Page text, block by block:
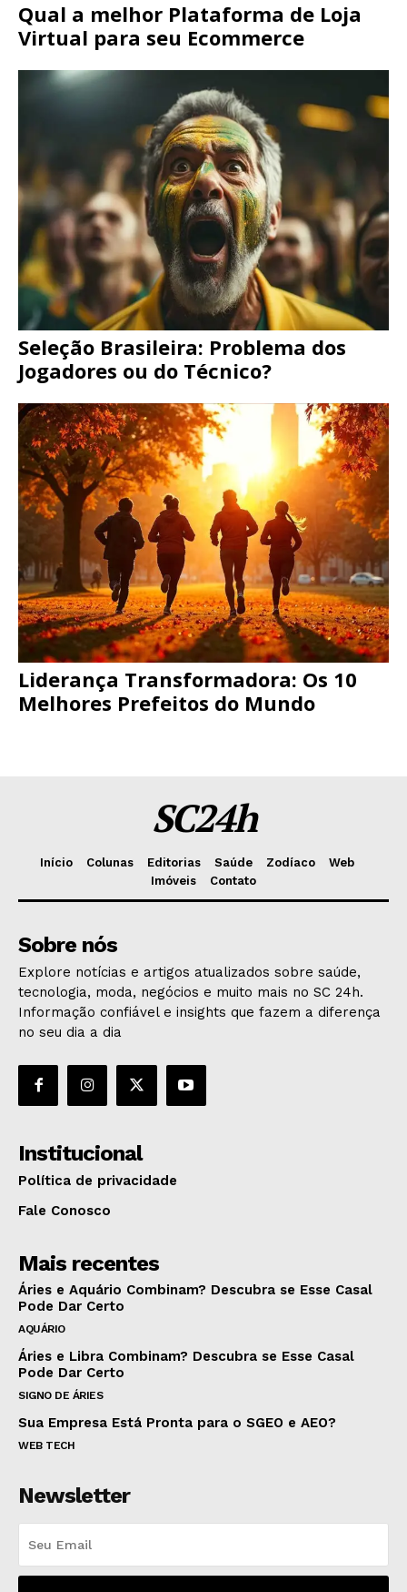
Qual a melhor Plataforma de Loja
Virtual para seu Ecommerce
Seleção Brasileira: Problema dos
Jogadores ou do Técnico?
Liderança Transformadora: Os 10
Melhores Prefeitos do Mundo
SC24h
Início Colunas Editorias Saúde Zodíaco
Web
Imóveis
Contato
Sobre nós
Explore notícias e artigos atualizados sobre saúde,
tecnologia, moda, negócios e muito mais no SC 24h.
Informação confiável e insights que fazem a diferença
no seu dia a dia
Institucional
Política de privacidade
Fale Conosco
Mais recentes
Áries e Aquário Combinam? Descubra se Esse Casal
Pode Dar Certo
AQUÁRIO
Áries e Libra Combinam? Descubra se Esse Casal
Pode Dar Certo
SIGNO DE ÁRIES
Sua Empresa Está Pronta para o SGEO e AEO?
WEB TECH
Newsletter